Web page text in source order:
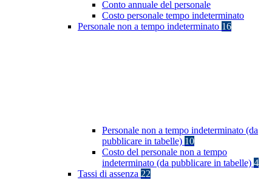
Conto annuale del personale
Costo personale tempo indeterminato
Personale non a tempo indeterminato 16
Personale non a tempo indeterminato (da
pubblicare in tabelle) 10
Costo del personale non a tempo
indeterminato (da pubblicare in tabelle) 4
Tassi di assenza 22